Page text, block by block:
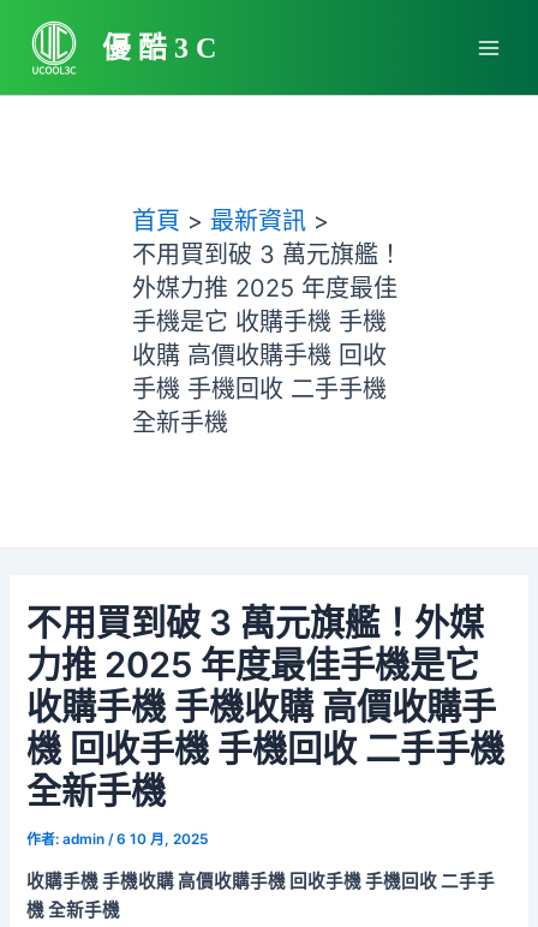
要
優酷3C
首頁
最新資訊
不用買到破 3 萬元旗艦！
外媒力推 2025 年度最佳
手機是它 收購手機 手機
收購 高價收購手機 回收
手機 手機回收 二手手機
全新手機
不用買到破 3 萬元旗艦！外媒
力推 2025 年度最佳手機是它
收購手機 手機收購 高價收購手
機 回收手機 手機回收 二手手機
全新手機
作者:admin/6 10 月, 2025
收購手機 手機收購 高價收購手機 回收手機 手機回收 二手手
機 全新手機